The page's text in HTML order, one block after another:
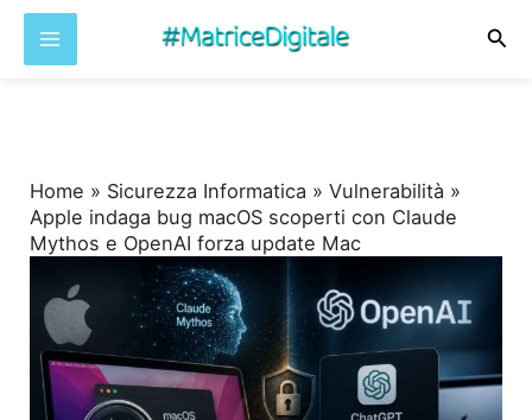
Home » Sicurezza Informatica »Vulnerabilità »
Apple indaga bug macOS scoperti con Claude
Mythos e OpenAI forza update Mac